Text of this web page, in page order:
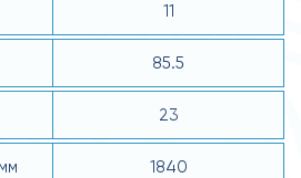
11
85.5
23
1840